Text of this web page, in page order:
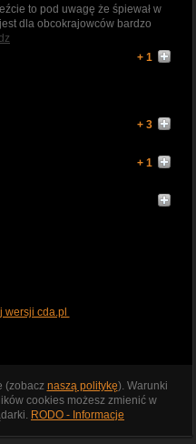
to pod uwagę że śpiewał w
dla obcokrajowców bardzo
+ 1
+ 3
+ 1
wersji cda.pl
(zobacz naszą politykę). Warunki
cookies możesz zmienić w
RODO - Informacje